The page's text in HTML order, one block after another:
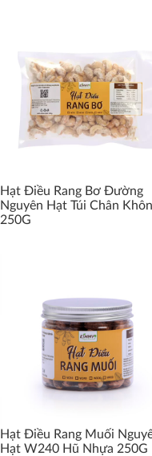
Hạt Điều Rang Bơ Đường
Nguyên Hạt Túi Chân
250G
Hạt Điều Rang Muối
Hạt W240 Hũ Nhựa 250G